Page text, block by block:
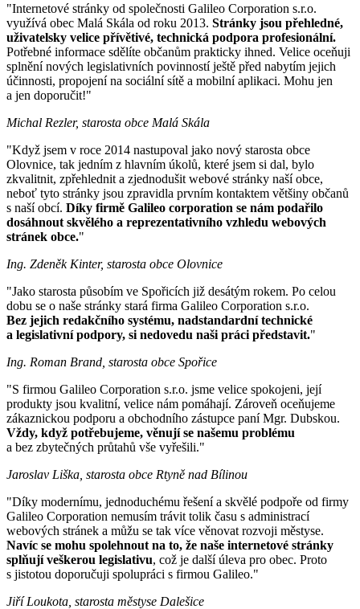
"Internetové stránky od společnosti Galileo Corporation s.r.o.
využívá obec Malá Skála od roku 2013. Stránky jsou přehledné,
uživatelsky velice přívětivé, technická podpora profesionální.
Potřebné informace sdělíte občanům prakticky ihned. Velice oceňuji
splnění nových legislativních povinností ještě před nabytím jejich
účinnosti, propojení na sociální sítě a mobilní aplikaci. Mohu jen
a jen doporučit!"
Michal Rezler, starosta obce Malá Skála
"Když jsem v roce 2014 nastupoval jako nový starosta obce
Olovnice, tak jedním z hlavním úkolů, které jsem si dal, bylo
zkvalitnit, zpřehlednit a zjednodušit webové stránky naší obce,
neboť tyto stránky jsou zpravidla prvním kontaktem většiny občanů
s naší obcí. Díky firmě Galileo corporation se nám podařilo
dosáhnout skvělého a reprezentativního vzhledu webových
stránek obce."
Ing. Zdeněk Kinter, starosta obce Olovnice
"Jako starosta působím ve Spořicích již desátým rokem. Po celou
dobu se o naše stránky stará firma Galileo Corporation s.r.o.
Bez jejich redakčního systému, nadstandardní technické
a legislativní podpory, si nedovedu naši práci představit."
Ing. Roman Brand, starosta obce Spořice
"S firmou Galileo Corporation s.r.o. jsme velice spokojeni, její
produkty jsou kvalitní, velice nám pomáhají. Zároveň oceňujeme
zákaznickou podporu a obchodního zástupce paní Mgr. Dubskou.
Vždy, když potřebujeme, věnují se našemu problému
a bez zbytečných průtahů vše vyřešili."
Jaroslav Liška, starosta obce Rtyně nad Bílinou
"Díky modernímu, jednoduchému řešení a skvělé podpoře od firmy
Galileo Corporation nemusím trávit tolik času s administrací
webových stránek a můžu se tak více věnovat rozvoji městyse.
Navíc se mohu spolehnout na to, že naše internetové stránky
splňují veškerou legislativu, což je další úleva pro obec. Proto
s jistotou doporučuji spolupráci s firmou Galileo."
Jiří Loukota, starosta městyse Dalešice